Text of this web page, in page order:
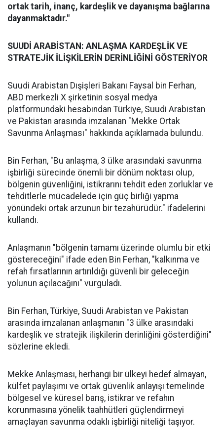
ortak tarih, inanç, kardeşlik ve dayanışma bağlarına
dayanmaktadır."
SUUDİ ARABİSTAN: ANLAŞMA KARDEŞLİK VE
STRATEJİK İLİŞKİLERİN DERİNLİĞİNİ GÖSTERİYOR
Suudi Arabistan Dışişleri Bakanı Faysal bin Ferhan,
ABD merkezli X şirketinin sosyal medya
platformundaki hesabından Türkiye, Suudi Arabistan
ve Pakistan arasında imzalanan "Mekke Ortak
Savunma Anlaşması" hakkında açıklamada bulundu.
Bin Ferhan, "Bu anlaşma, 3 ülke arasındaki savunma
işbirliği sürecinde önemli bir dönüm noktası olup,
bölgenin güvenliğini, istikrarını tehdit eden zorluklar ve
tehditlerle mücadelede için güç birliği yapma
yönündeki ortak arzunun bir tezahürüdür." ifadelerini
kullandı.
Anlaşmanın "bölgenin tamamı üzerinde olumlu bir etki
göstereceğini" ifade eden Bin Ferhan, "kalkınma ve
refah fırsatlarının artırıldığı güvenli bir geleceğin
yolunun açılacağını" vurguladı.
Bin Ferhan, Türkiye, Suudi Arabistan ve Pakistan
arasında imzalanan anlaşmanın "3 ülke arasındaki
kardeşlik ve stratejik ilişkilerin derinliğini gösterdiğini"
sözlerine ekledi.
Mekke Anlaşması, herhangi bir ülkeyi hedef almayan,
külfet paylaşımı ve ortak güvenlik anlayışı temelinde
bölgesel ve küresel barış, istikrar ve refahın
korunmasına yönelik taahhütleri güçlendirmeyi
amaçlayan savunma odaklı işbirliği niteliği taşıyor.